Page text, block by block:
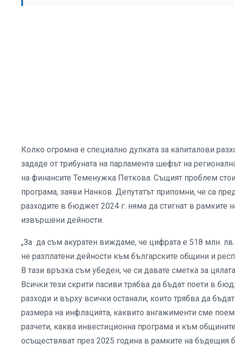
Колко огромна е специално дупката за капиталови
зададе от трибуната на парламента шефът на
на финансите Теменужка Петкова. Същият проблем
програма, заяви Нанков. Депутатът припомни, че са
разходите в бюджет 2024 г. няма да стигнат в рамките
извършени дейности.
„За да съм акуратен виждаме, че цифрата е 518 млн.
не разплатени дейности към българските общини и
В тази връзка съм убеден, че си давате сметка за
Всички тези скрити пасиви трябва да бъдат поети в
разходи и върху всички останали, които трябва да
размера на инфлацията, каквито ангажименти сме
разчети, каква инвестиционна програма и към
осъществяват през 2025 година в рамките на бъдещия